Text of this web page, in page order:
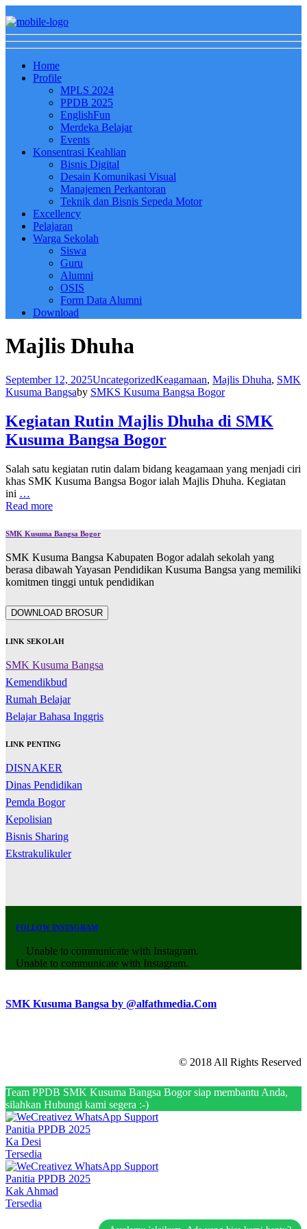
Home
Profile
MPLS 2024
PPDB 2025
EnglishFun
Merdeka Belajar
Events
Konsentrasi Keahlian
Bisnis Digital
Desain Komunikasi Visual
Manajemen Perkantoran
Teknik dan Bisnis Sepeda Motor
Excellency
Pelajaran
Warga Sekolah
Siswa
Guru
Alumni
OSIS
Form Data Alumni
Download
Majlis Dhuha
September 12, 2025UncategorizedKeagamaan, Majlis Dhuha, SMK
Kusuma Bangsaby SMKS Kusuma Bangsa Bogor
Kegiatan Rutin Majlis Dhuha di SMK
Kusuma Bangsa Bogor
Salah satu kegiatan rutin dalam bidang keagamaan yang menjadi ciri
khas SMK Kusuma Bangsa Bogor ialah Majlis Dhuha. Kegiatan
ini …
Read more
SMK Kusuma Bangsa Bogor
SMK Kusuma Bangsa Kabupaten Bogor adalah sekolah yang
berasa dibawah Yayasan Pendidikan Kusuma Bangsa yang memiliki
komitmen tinggi untuk pendidikan
DOWNLOAD BROSUR
LINK SEKOLAH
SMK Kusuma Bangsa
Kemendikbud
Rumah Belajar
Belajar Bahasa Inggris
LINK PENTING
DISNAKER
Dinas Pendidikan
Pemda Bogor
Kepolisian
Bisnis Sharing
Ekstrakulikuler
FOLLOW INSTAGRAM
Unable to communicate with Instagram.
Unable to communicate with Instagram.
SMK Kusuma Bangsa by @alfathmedia.Com
© 2018 All Rights Reserved
Team PPDB SMK Kusuma Bangsa Bogor siap membantu Anda,
silahkan Hubungi kami segera :-)
Panitia PPDB 2025
Ka Desi
Tersedia
Panitia PPDB 2025
Kak Ahmad
Tersedia